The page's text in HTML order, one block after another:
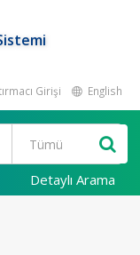
Girişi English
Detaylı Arama